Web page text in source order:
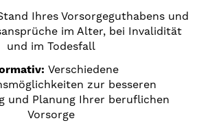
Ihres Vorsorgeguthabens und
im Alter, bei Invalidität
und im Todesfall
Verschiedene
zur besseren
und Planung Ihrer beruflichen
Vorsorge